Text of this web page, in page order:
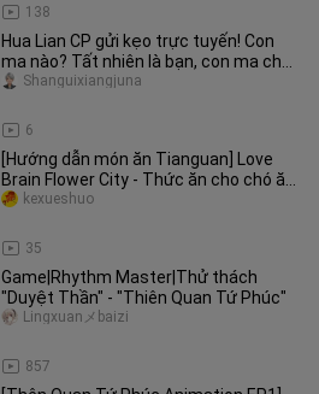
138
Hua Lian CP gửi kẹo trực tuyến! Con
ma nào? Tất nhiên là bạn, con ma chết
tiệt!
6
Shanguixiangjuna
[Hướng dẫn món ăn Tianguan] Love
Brain Flower City - Thức ăn cho chó ăn
thỏa thích
35
kexueshuo
Game|Rhythm Master|Thử thách
"Duyệt Thần" - "Thiên Quan Tứ Phúc"
857
Lingxuanメbaizi